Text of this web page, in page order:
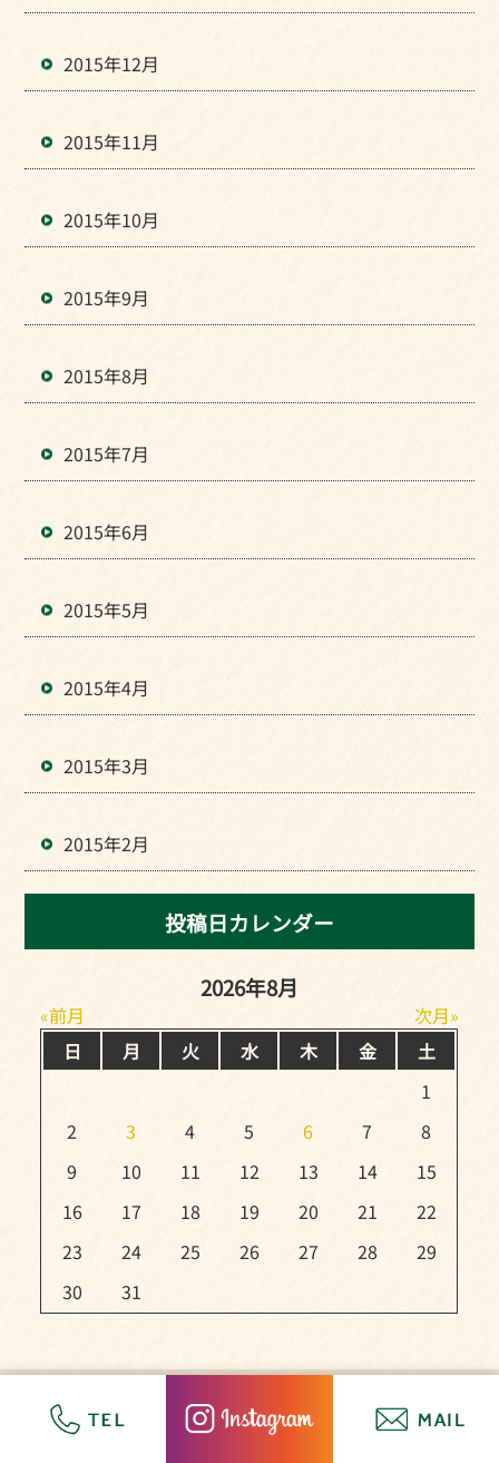
2015年12月
2015年11月
2015年10月
2015年9月
2015年8月
2015年7月
2015年6月
2015年5月
2015年4月
2015年3月
2015年2月
投稿日カレンダー
2026年8月
前月
次月
日
月 火 水 木 金
土
1
2
3 4 5 6 7
8
9
10 11 12 13 14
15
16
17 18 19 20 21
22
23
24 25 26 27 28
29
30
31